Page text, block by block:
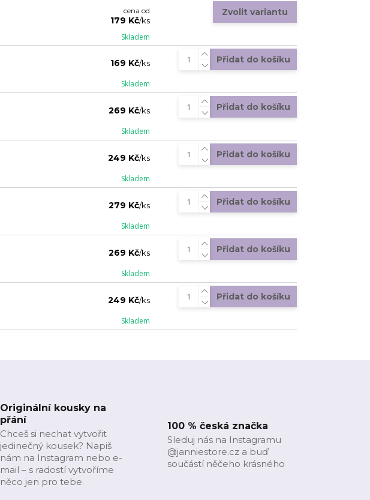
cena od
179 Kč/ks
Skladem
Zvolit variantu
169 Kč/ks
Skladem
Přidat do košíku
269 Kč/ks
Skladem
Přidat do košíku
249 Kč/ks
Skladem
Přidat do košíku
279 Kč/ks
Skladem
Přidat do košíku
269 Kč/ks
Skladem
Přidat do košíku
249 Kč/ks
Skladem
Přidat do košíku
Originální kousky na
přání
Chceš si nechat vytvořit
jedinečný kousek? Napiš
nám na Instagram nebo e-
mail – s radostí vytvoříme
něco jen pro tebe.
100 % česká značka
Sleduj nás na Instagramu
@janniestore.cz a buď
součástí něčeho krásného